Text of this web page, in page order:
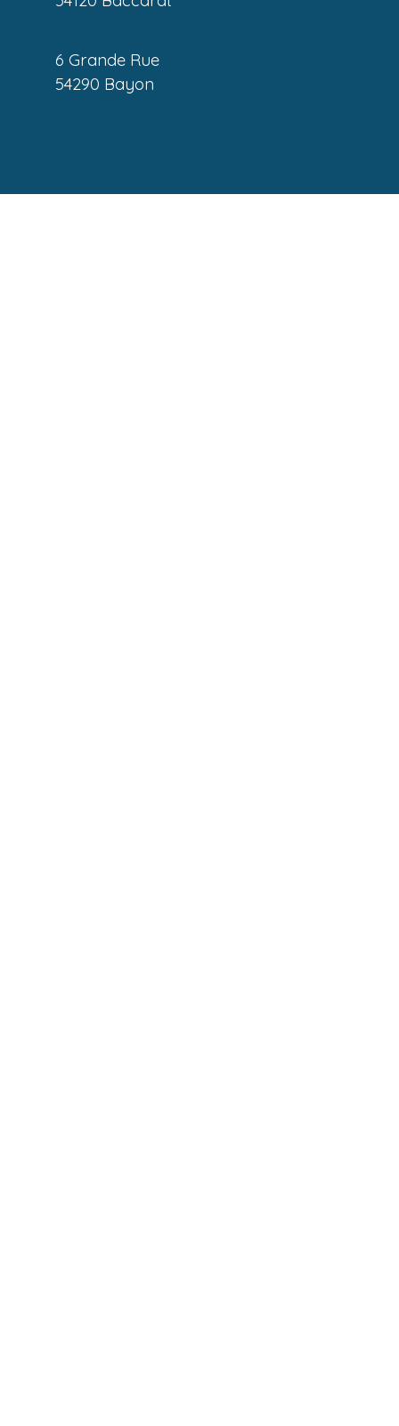
6 Grande Rue
54290 Bayon